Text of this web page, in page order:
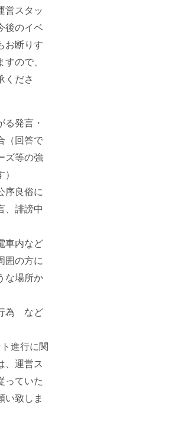
営スタッ
後のイベ
お断りす
ので、
くださ
る発言・
（回答で
ズ等の強
序良俗に
、誹謗中
車内など
囲の方に
な場所か
為 など
進行に関
、運営ス
っていた
い致しま